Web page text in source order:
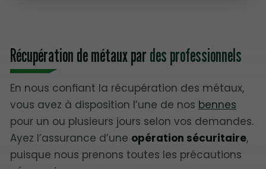
Récupération de métaux pardes professionnels
En nous confiant la récupération des métaux,
vous avez à disposition l’une de nos bennes
pour un ou plusieurs jours selon vos demandes.
Ayez l’assurance d’une opération sécuritaire,
puisque nous prenons toutes les précautions